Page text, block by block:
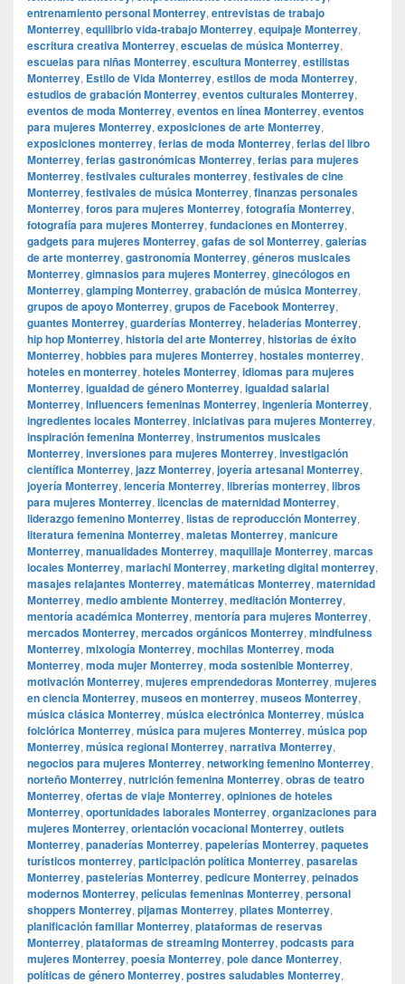
entrenamiento personal Monterrey, entrevistas de trabajo
Monterrey, equilibrio vida-trabajo Monterrey, equipaje Monterrey,
escritura creativa Monterrey, escuelas de música Monterrey,
escuelas para niñas Monterrey, escultura Monterrey, estilistas
Monterrey, Estilo de Vida Monterrey, estilos de moda Monterrey,
estudios de grabación Monterrey, eventos culturales Monterrey,
eventos de moda Monterrey, eventos en línea Monterrey, eventos
para mujeres Monterrey, exposiciones de arte Monterrey,
exposiciones monterrey, ferias de moda Monterrey, ferias del libro
Monterrey, ferias gastronómicas Monterrey, ferias para mujeres
Monterrey, festivales culturales monterrey, festivales de cine
Monterrey, festivales de música Monterrey, finanzas personales
Monterrey, foros para mujeres Monterrey, fotografía Monterrey,
fotografía para mujeres Monterrey, fundaciones en Monterrey,
gadgets para mujeres Monterrey, gafas de sol Monterrey, galerías
de arte monterrey, gastronomía Monterrey, géneros musicales
Monterrey, gimnasios para mujeres Monterrey, ginecólogos en
Monterrey, glamping Monterrey, grabación de música Monterrey,
grupos de apoyo Monterrey, grupos de Facebook Monterrey,
guantes Monterrey, guarderías Monterrey, heladerías Monterrey,
hip hop Monterrey, historia del arte Monterrey, historias de éxito
Monterrey, hobbies para mujeres Monterrey, hostales monterrey,
hoteles en monterrey, hoteles Monterrey, idiomas para mujeres
Monterrey, igualdad de género Monterrey, igualdad salarial
Monterrey, influencers femeninas Monterrey, ingeniería Monterrey,
ingredientes locales Monterrey, iniciativas para mujeres Monterrey,
inspiración femenina Monterrey, instrumentos musicales
Monterrey, inversiones para mujeres Monterrey, investigación
científica Monterrey, jazz Monterrey, joyería artesanal Monterrey,
joyería Monterrey, lencería Monterrey, librerías monterrey, libros
para mujeres Monterrey, licencias de maternidad Monterrey,
liderazgo femenino Monterrey, listas de reproducción Monterrey,
literatura femenina Monterrey, maletas Monterrey, manicure
Monterrey, manualidades Monterrey, maquillaje Monterrey, marcas
locales Monterrey, mariachi Monterrey, marketing digital monterrey,
masajes relajantes Monterrey, matemáticas Monterrey, maternidad
Monterrey, medio ambiente Monterrey, meditación Monterrey,
mentoría académica Monterrey, mentoría para mujeres Monterrey,
mercados Monterrey, mercados orgánicos Monterrey, mindfulness
Monterrey, mixología Monterrey, mochilas Monterrey, moda
Monterrey, moda mujer Monterrey, moda sostenible Monterrey,
motivación Monterrey, mujeres emprendedoras Monterrey, mujeres
en ciencia Monterrey, museos en monterrey, museos Monterrey,
música clásica Monterrey, música electrónica Monterrey, música
folclórica Monterrey, música para mujeres Monterrey, música pop
Monterrey, música regional Monterrey, narrativa Monterrey,
negocios para mujeres Monterrey, networking femenino Monterrey,
norteño Monterrey, nutrición femenina Monterrey, obras de teatro
Monterrey, ofertas de viaje Monterrey, opiniones de hoteles
Monterrey, oportunidades laborales Monterrey, organizaciones para
mujeres Monterrey, orientación vocacional Monterrey, outlets
Monterrey, panaderías Monterrey, papelerías Monterrey, paquetes
turísticos monterrey, participación política Monterrey, pasarelas
Monterrey, pastelerías Monterrey, pedicure Monterrey, peinados
modernos Monterrey, películas femeninas Monterrey, personal
shoppers Monterrey, pijamas Monterrey, pilates Monterrey,
planificación familiar Monterrey, plataformas de reservas
Monterrey, plataformas de streaming Monterrey, podcasts para
mujeres Monterrey, poesía Monterrey, pole dance Monterrey,
políticas de género Monterrey, postres saludables Monterrey,